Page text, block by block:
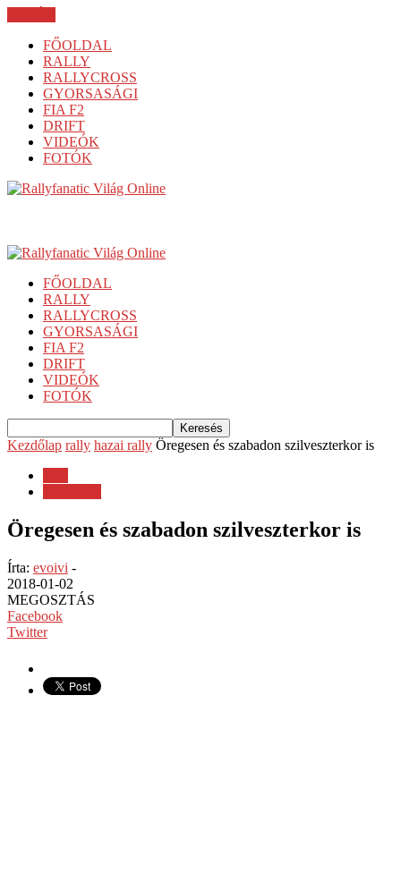
FŐOLDAL
RALLY
RALLYCROSS
GYORSASÁGI
FIA F2
DRIFT
VIDEÓK
FOTÓK
FŐOLDAL
RALLY
RALLYCROSS
GYORSASÁGI
FIA F2
DRIFT
VIDEÓK
FOTÓK
Kezdőlap rally hazai rally Öregesen és szabadon szilveszterkor is
Öregesen és szabadon szilveszterkor is
Írta: evoivi -
2018-01-02
MEGOSZTÁS
Facebook
Twitter